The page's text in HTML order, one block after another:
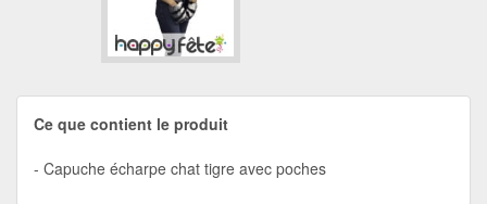
Ce que contient le produit
Capuche écharpe chat tigre avec poches